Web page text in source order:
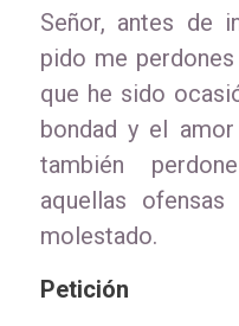
Señor, antes de
pido me
que he sido
bondad y el
también
aquellas
molestado.
Petición